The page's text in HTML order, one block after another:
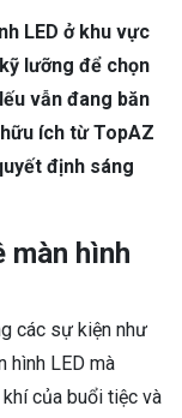
LED ở khu vực
lưỡng để chọn
vẫn đang băn
ích từ TopAZ
định sáng
màn hình
các sự kiện như
hình LED mà
của buổi tiệc và